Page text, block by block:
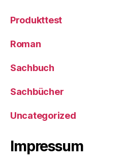
Produkttest
Roman
Sachbuch
Sachbücher
Uncategorized
Impressum